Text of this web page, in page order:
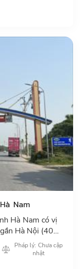
Nam
Hà Nam có vị
Hà Nội (40
Pháp lý: Chưa cập
nhật